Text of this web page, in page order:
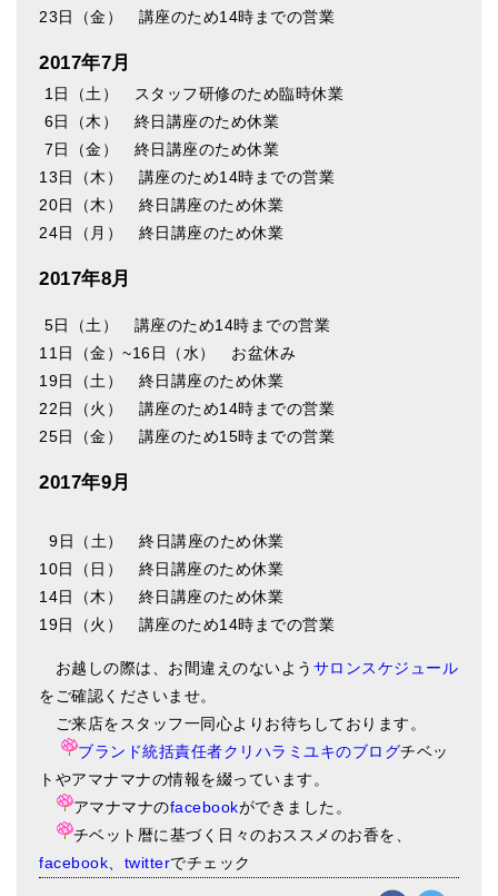
23日（金） 講座のため14時までの営業
2017年7月
1日（土） スタッフ研修のため臨時休業
6日（木） 終日講座のため休業
7日（金） 終日講座のため休業
13日（木） 講座のため14時までの営業
20日（木） 終日講座のため休業
24日（月） 終日講座のため休業
2017年8月
5日（土） 講座のため14時までの営業
11日（金）~16日（水） お盆休み
19日（土） 終日講座のため休業
22日（火） 講座のため14時までの営業
25日（金） 講座のため15時までの営業
2017年9月
9日（土） 終日講座のため休業
10日（日） 終日講座のため休業
14日（木） 終日講座のため休業
19日（火） 講座のため14時までの営業
お越しの際は、お間違えのないよう サロンスケジュール
をご確認くださいませ。
ご来店をスタッフ一同心よりお待ちしております。
ブランド統括責任者クリハラミユキのブログチベッ
トやアマナマナの情報を綴っています。
アマナマナのfacebookができました。
チベット暦に基づく日々のおススメのお香を、
facebook
twitterでチェック